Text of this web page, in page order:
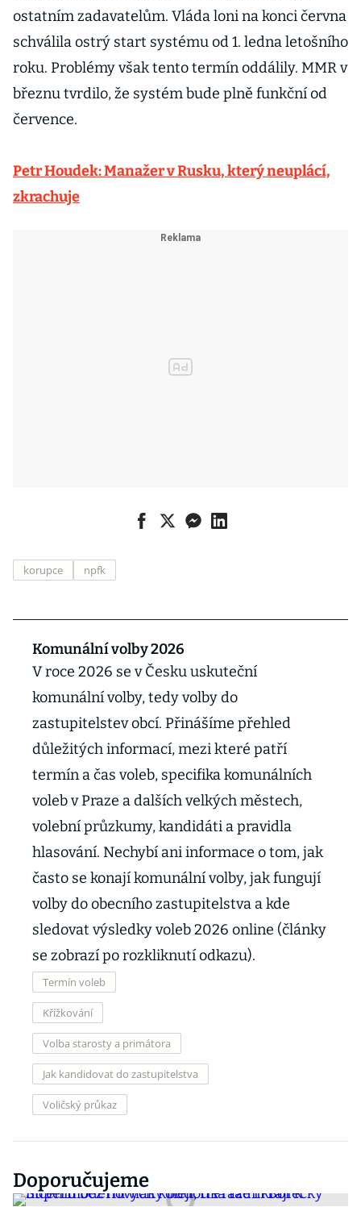
ostatním zadavatelům. Vláda loni na konci června
schválila ostrý start systému od 1. ledna letošního
roku. Problémy však tento termín oddálily. MMR v
březnu tvrdilo, že systém bude plně funkční od
července.
Petr Houdek: Manažer v Rusku, který neuplácí,
zkrachuje
korupce npfk
Komunální volby 2026
V roce 2026 se v Česku uskuteční
komunální volby, tedy volby do
zastupitelstev obcí. Přinášíme přehled
důležitých informací, mezi které patří
termín a čas voleb, specifika komunálních
voleb v Praze a dalších velkých městech,
volební průzkumy, kandidáti a pravidla
hlasování. Nechybí ani informace o tom, jak
často se konají komunální volby, jak fungují
volby do obecního zastupitelstva a kde
sledovat výsledky voleb 2026 online (články
se zobrazí po rozkliknutí odkazu).
Termín voleb
Křížkování
Volba starosty a primátora
Jak kandidovat do zastupitelstva
Voličský průkaz
Doporučujeme